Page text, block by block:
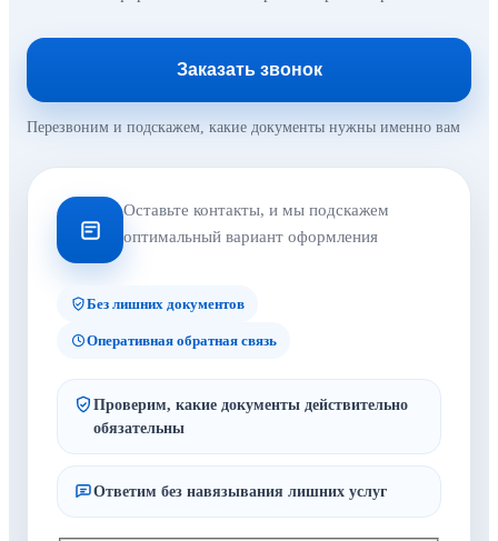
Заказать звонок
Перезвоним и подскажем, какие документы нужны именно вам
Оставьте контакты, и мы подскажем
оптимальный вариант оформления
Без лишних документов
Оперативная обратная связь
Проверим, какие документы действительно
обязательны
Ответим без навязывания лишних услуг